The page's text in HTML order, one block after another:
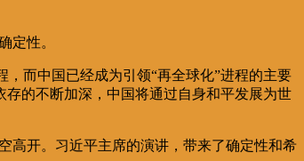
定性。
而中国已经成为引领“再全球化”进程的主要
存的不断加深，中国将通过自身和平发展为世
高开。习近平主席的演讲，带来了确定性和希